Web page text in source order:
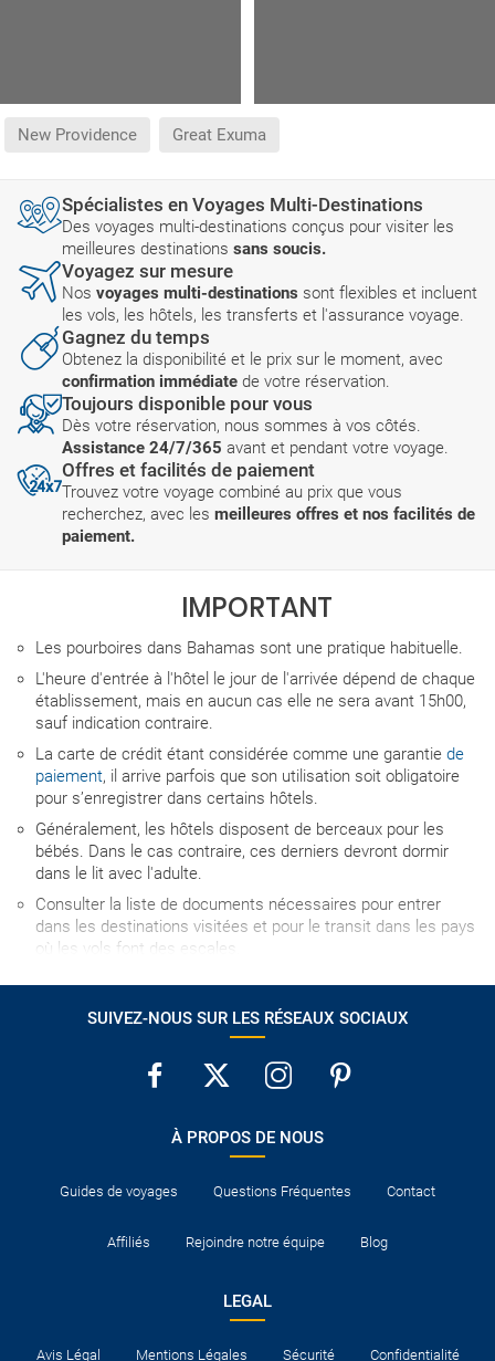
New Providence Great Exuma
Spécialistes en Voyages Multi-Destinations
Des voyages multi-destinations conçus pour visiter les
meilleures destinations sans soucis.
Voyagez sur mesure
Nos voyages multi-destinations sont flexibles et incluent
les vols, les hôtels, les transferts et l'assurance voyage.
Gagnez du temps
Obtenez la disponibilité et le prix sur le moment, avec
confirmation immédiate de votre réservation.
Toujours disponible pour vous
Dès votre réservation, nous sommes à vos côtés.
Assistance 24/7/365 avant et pendant votre voyage.
Offres et facilités de paiement
Trouvez votre voyage combiné au prix que vous
recherchez, avec les meilleures offres et nos facilités de
paiement.
IMPORTANT
Les pourboires dans Bahamas sont une pratique habituelle.
L'heure d'entrée à l'hôtel le jour de l'arrivée dépend de chaque
établissement, mais en aucun cas elle ne sera avant 15h00,
sauf indication contraire.
La carte de crédit étant considérée comme une garantie de
paiement, il arrive parfois que son utilisation soit obligatoire
pour s’enregistrer dans certains hôtels.
Généralement, les hôtels disposent de berceaux pour les
bébés. Dans le cas contraire, ces derniers devront dormir
dans le lit avec l'adulte.
Consulter la liste de documents nécessaires pour entrer
dans les destinations visitées et pour le transit dans les pays
où les vols font des escales.
SUIVEZ-NOUS SUR LES RÉSEAUX SOCIAUX
À PROPOS DE NOUS
Guides de voyages Questions Fréquentes Contact
Affiliés Rejoindre notre équipe Blog
LEGAL
Avis Légal Mentions Légales Sécurité Confidentialité